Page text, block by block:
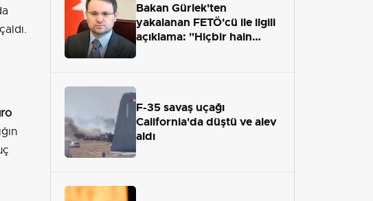
Bakan Gürlek'ten
yakalanan FETÖ'cü ile ilgili
açıklama: "Hiçbir hain
F-35 savaş uçağı
California'da düştü ve alev
aldı